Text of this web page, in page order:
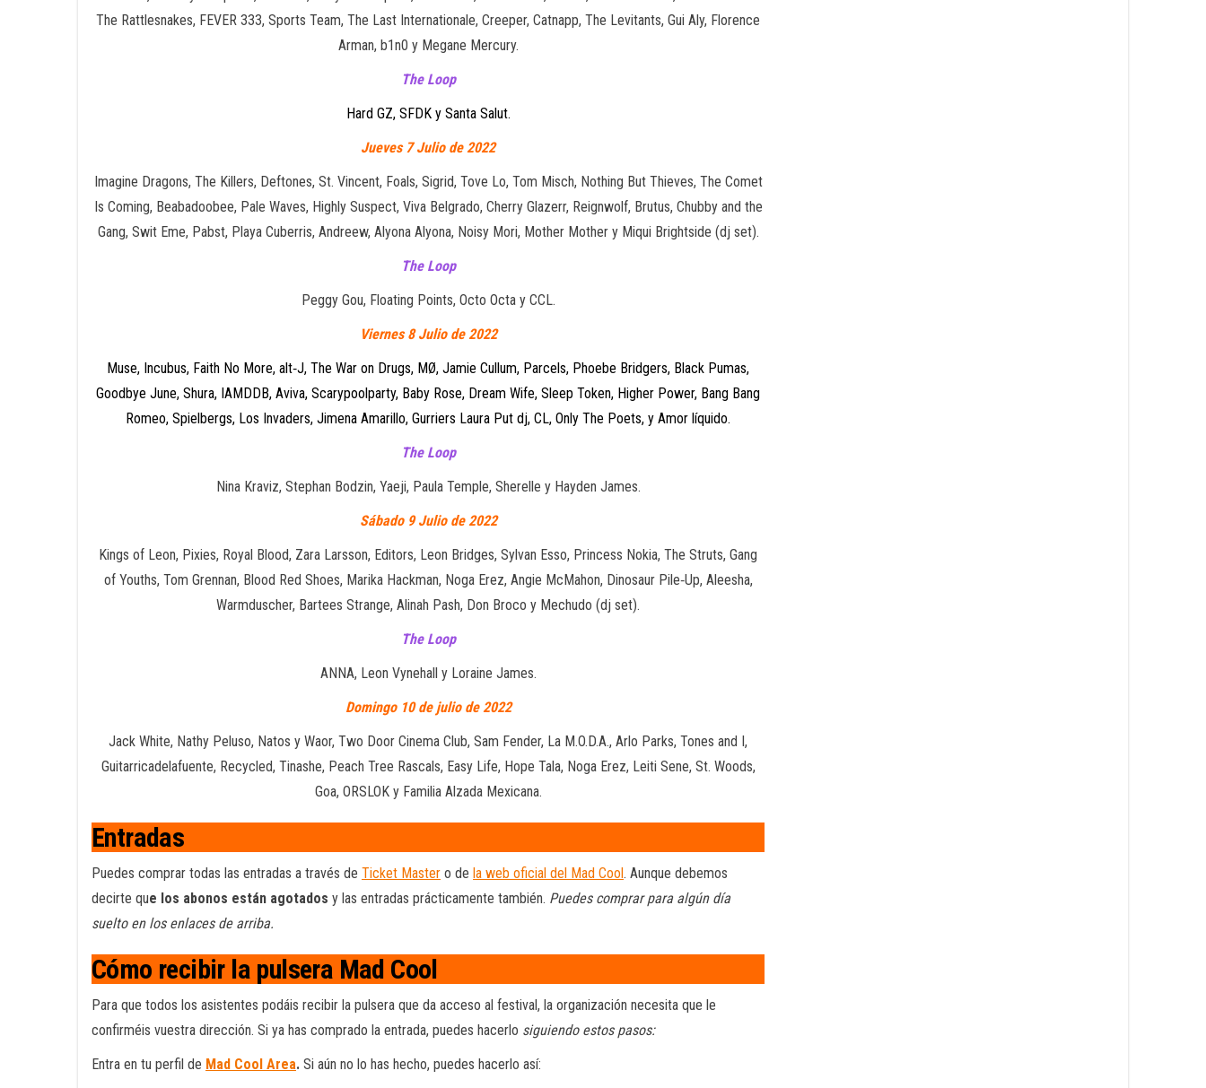
The Rattlesnakes, FEVER 333, Sports Team, The Last Internationale, Creeper, Catnapp, The Levitants, Gui Aly, Florence
Arman, b1n0 y Megane Mercury.
The Loop
Hard GZ, SFDK y Santa Salut.
Jueves 7 Julio de 2022
Imagine Dragons, The Killers, Deftones, St. Vincent, Foals, Sigrid, Tove Lo, Tom Misch, Nothing But Thieves, The Comet
Is Coming, Beabadoobee, Pale Waves, Highly Suspect, Viva Belgrado, Cherry Glazerr, Reignwolf, Brutus, Chubby and the
Gang, Swit Eme, Pabst, Playa Cuberris, Andreew, Alyona Alyona, Noisy Mori, Mother Mother y Miqui Brightside (dj set).
The Loop
Peggy Gou, Floating Points, Octo Octa y CCL.
Viernes 8 Julio de 2022
Muse, Incubus, Faith No More, alt‐J, The War on Drugs, MØ, Jamie Cullum, Parcels, Phoebe Bridgers, Black Pumas,
Goodbye June, Shura, IAMDDB, Aviva, Scarypoolparty, Baby Rose, Dream Wife, Sleep Token, Higher Power, Bang Bang
Romeo, Spielbergs, Los Invaders, Jimena Amarillo, Gurriers Laura Put dj, CL, Only The Poets, y Amor líquido.
The Loop
Nina Kraviz, Stephan Bodzin, Yaeji, Paula Temple, Sherelle y Hayden James.
Sábado 9 Julio de 2022
Kings of Leon, Pixies, Royal Blood, Zara Larsson, Editors, Leon Bridges, Sylvan Esso, Princess Nokia, The Struts, Gang
of Youths, Tom Grennan, Blood Red Shoes, Marika Hackman, Noga Erez, Angie McMahon, Dinosaur Pile‐Up, Aleesha,
Warmduscher, Bartees Strange, Alinah Pash, Don Broco y Mechudo (dj set).
The Loop
ANNA, Leon Vynehall y Loraine James.
Domingo 10 de julio de 2022
Jack White, Nathy Peluso, Natos y Waor, Two Door Cinema Club, Sam Fender, La M.O.D.A., Arlo Parks, Tones and I,
Guitarricadelafuente, Recycled, Tinashe, Peach Tree Rascals, Easy Life, Hope Tala, Noga Erez, Leiti Sene, St. Woods,
Goa, ORSLOK y Familia Alzada Mexicana.
Entradas
Puedes comprar todas las entradas a través de Ticket Master o de la web oficial del Mad Cool. Aunque debemos
decirte que los abonos están agotados y las entradas prácticamente también. Puedes comprar para algún día
suelto en los enlaces de arriba.
Cómo recibir la pulsera Mad Cool
Para que todos los asistentes podáis recibir la pulsera que da acceso al festival, la organización necesita que le
confirméis vuestra dirección. Si ya has comprado la entrada, puedes hacerlo siguiendo estos pasos:
Entra en tu perfil de Mad Cool Area. Si aún no lo has hecho, puedes hacerlo así: